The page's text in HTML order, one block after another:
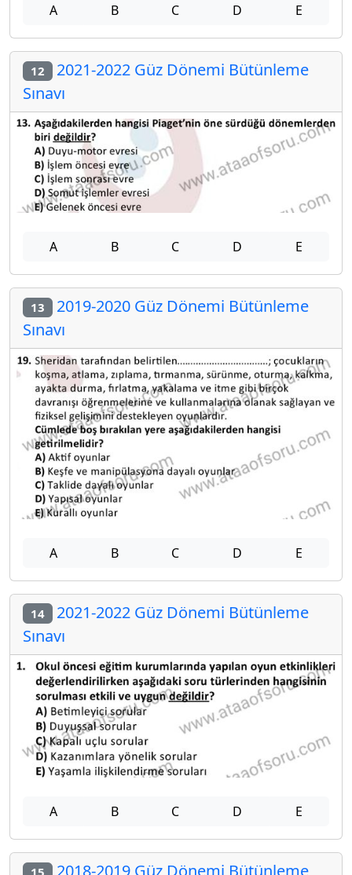
A B C D E
12 2021-2022 Güz Dönemi Bütünleme
Sınavı
A B C D E
13 2019-2020 Güz Dönemi Bütünleme
Sınavı
A B C D E
14 2021-2022 Güz Dönemi Bütünleme
Sınavı
A B C D E